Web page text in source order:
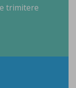
trimitere